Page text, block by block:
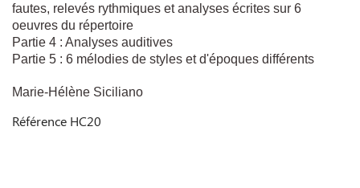
fautes, relevés rythmiques et analyses écrites sur 6
oeuvres du répertoire
Partie 4 : Analyses auditives
Partie 5 : 6 mélodies de styles et d'époques différents
Marie-Hélène Siciliano
Référence HC20